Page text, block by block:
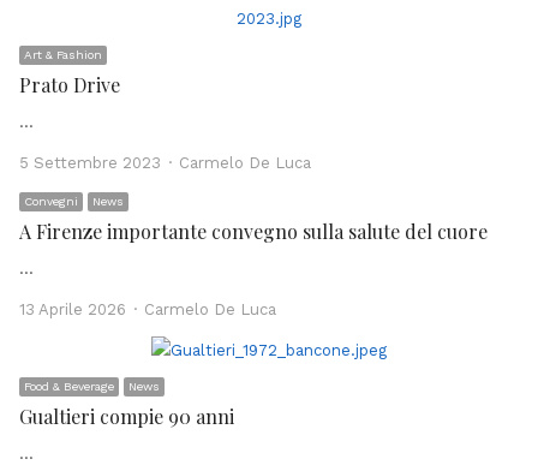
Art & Fashion
Prato Drive
…
5 Settembre 2023 Author
Carmelo De Luca
Convegni News
A Firenze importante convegno sulla salute del cuore
…
13 Aprile 2026 Author
Carmelo De Luca
Food & Beverage News
Gualtieri compie 90 anni
…